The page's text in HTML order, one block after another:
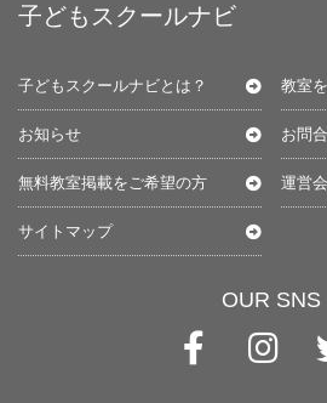
子どもスクールナビ
子どもスクールナビとは？ 教室
お知らせ お問
無料教室掲載をご希望の方 運営
サイトマップ
OUR SNS